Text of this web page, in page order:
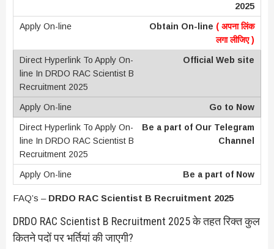
2025
Obtain On-line ( अपना लिंक
लगा लीजिए )
Official Web site
Go to Now
Be a part of Our Telegram
Channel
Be a part of Now
FAQ’s – DRDO RAC Scientist B Recruitment 2025
DRDO RAC Scientist B Recruitment 2025 के तहत रिक्त कुल
कितने पदों पर भर्तियां की जाएगी?